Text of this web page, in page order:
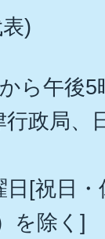
)
ら午後5
行政局
[祝日
を除く]